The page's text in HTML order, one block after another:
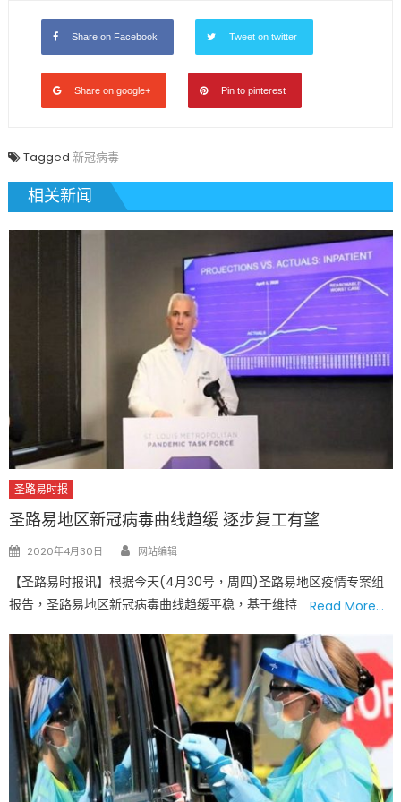
Share on Facebook Tweet on twitter
Share on google+ Pin to pinterest
Tagged 新冠病毒
相关新闻
圣路易时报
圣路易地区新冠病毒曲线趋缓 逐步复工有望
Posted
2020年4月30日 Author
网站编辑
【圣路易时报讯】根据今天(4月30号，周四)圣路易地区疫情专案组
报告，圣路易地区新冠病毒曲线趋缓平稳，基于维持
Read More…